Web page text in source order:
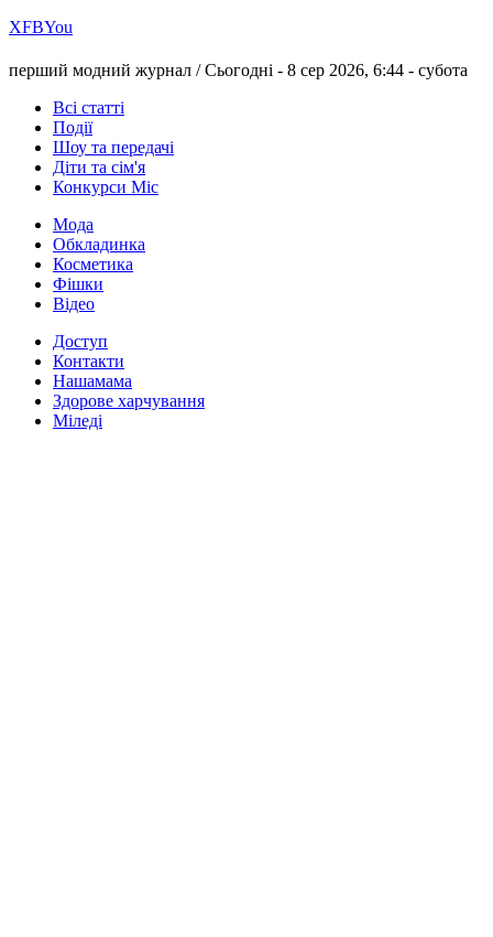
ХFBYou
перший модний журнал /Сьогодні - 8 сер 2026, 6:44 - субота
Всі статті
Події
Шоу та передачі
Діти та сім'я
Конкурси Міс
Мода
Обкладинка
Косметика
Фішки
Відео
Доступ
Контакти
Нашамама
Здорове харчування
Міледі